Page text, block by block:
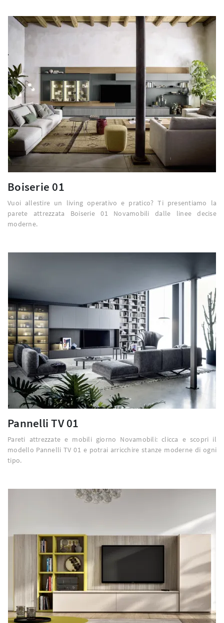
Boiserie 01
Vuoi allestire un living operativo e pratico? Ti presentiamo la
parete attrezzata Boiserie 01 Novamobili dalle linee decise
moderne.
Pannelli TV 01
Pareti attrezzate e mobili giorno Novamobili: clicca e scopri il
modello Pannelli TV 01 e potrai arricchire stanze moderne di ogni
tipo.